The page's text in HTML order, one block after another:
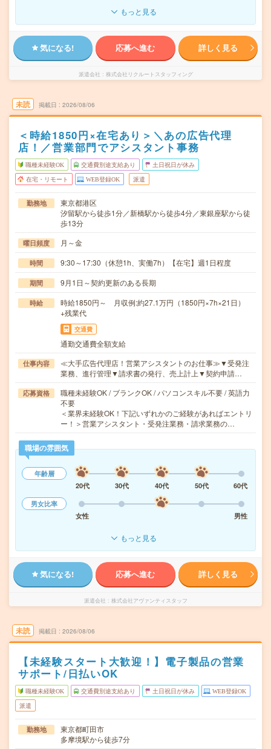
もっと見る
気になる! 応募へ進む 詳しく見る
派遣会社 株式会社リクルートスタッフィング
未読 掲載日 2026/08/06
＜時給1850円×在宅あり＞＼あの広告代理
店！／営業部門でアシスタント事務
職種未経験OK 交通費別途支給あり 土日祝日が休み
在宅・リモート WEB登録OK 派遣
勤務地
東京都港区
汐留駅から徒歩1分／新橋駅から徒歩4分／東銀座駅から徒
歩13分
曜日頻度 月～金
時間 9:30～17:30（休憩1h、実働7h）【在宅】週1日程度
期間 9月1日～契約更新のある長期
時給
時給1850円～ 月収例:約27.1万円（1850円×7h×21日）
+残業代
交通費
通勤交通費全額支給
仕事内容
≪大手広告代理店！営業アシスタントのお仕事≫▼受発注
業務、進行管理▼請求書の発行、売上計上▼契約申請…
応募資格
職種未経験OK / ブランクOK / パソコンスキル不要 / 英語力
不要
＜業界未経験OK！下記いずれかのご経験があればエントリ
ー！＞営業アシスタント・受発注業務・請求業務の…
職場の雰囲気
年齢層
20代
30代 40代 50代
60代
男女比率
女性
男性
もっと見る
気になる! 応募へ進む 詳しく見る
派遣会社 株式会社アヴァンティスタッフ
未読 掲載日 2026/08/06
【未経験スタート大歓迎！】電子製品の営業
サポート/日払いOK
職種未経験OK 交通費別途支給あり 土日祝日が休み WEB登録OK
派遣
勤務地
東京都町田市
多摩境駅から徒歩7分